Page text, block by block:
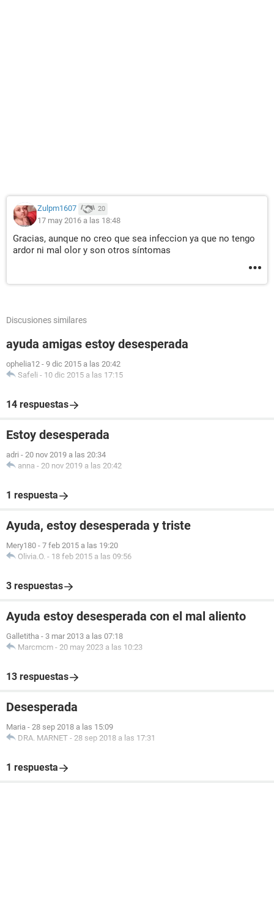
Zulpm1607 20
17 may 2016 a las 18:48
Gracias, aunque no creo que sea infeccion ya que no tengo
ardor ni mal olor y son otros síntomas
Discusiones similares
ayuda amigas estoy desesperada
ophelia12 - 9 dic 2015 a las 20:42
Safeli - 10 dic 2015 a las 17:15
14 respuestas
Estoy desesperada
adri - 20 nov 2019 a las 20:34
anna - 20 nov 2019 a las 20:42
1 respuesta
Ayuda, estoy desesperada y triste
Mery180 - 7 feb 2015 a las 19:20
Olivia.O. - 18 feb 2015 a las 09:56
3 respuestas
Ayuda estoy desesperada con el mal aliento
Galletitha - 3 mar 2013 a las 07:18
Marcmcm - 20 may 2023 a las 10:23
13 respuestas
Desesperada
Maria - 28 sep 2018 a las 15:09
DRA. MARNET - 28 sep 2018 a las 17:31
1 respuesta